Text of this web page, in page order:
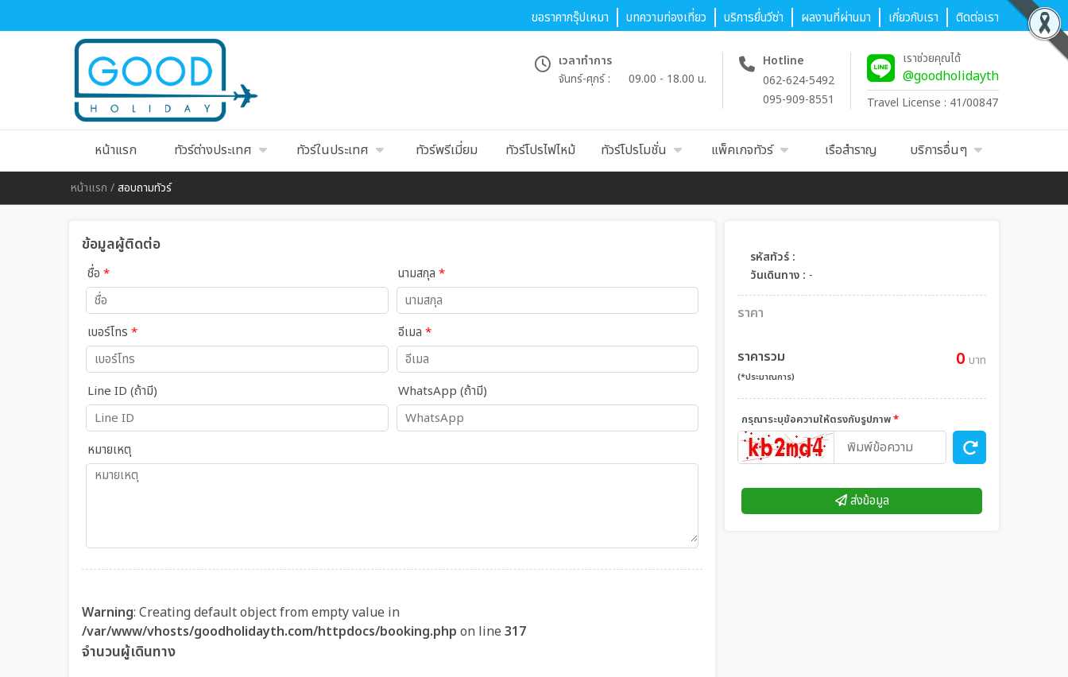
ขอราคากรุ๊ปเหมา บทความท่องเที่ยว บริการยื่นวีซ่า ผลงานที่ผ่านมา เกี่ยวกับเรา ติดต่อเรา
เวลาทำการ
จันทร์-ศุกร์ :
09.00 - 18.00 น.
Hotline
062-624-5492
095-909-8551
เราช่วยคุณได้
@goodholidayth
Travel License : 41/00847
หน้าแรก ทัวร์ต่างประเทศ ทัวร์ในประเทศ ทัวร์พรีเมี่ยม ทัวร์โปรไฟไหม้ ทัวร์โปรโมชั่น แพ็คเกจทัวร์ เรือสำราญ บริการอื่นๆ
หน้าแรก /สอบถามทัวร์
ข้อมูลผู้ติดต่อ
ชื่อ * นามสกุล *
เบอร์โทร * อีเมล *
Line ID (ถ้ามี) WhatsApp (ถ้ามี)
หมายเหตุ
Warning: Creating default object from empty value in
/var/www/vhosts/goodholidayth.com/httpdocs/booking.php on line 317
จำนวนผู้เดินทาง
รหัสทัวร์ :
วันเดินทาง : -
ราคา
ราคารวม
(*ประมาณการ)
0 บาท
กรุณาระบุข้อความให้ตรงกับรูปภาพ*
ส่งข้อมูล